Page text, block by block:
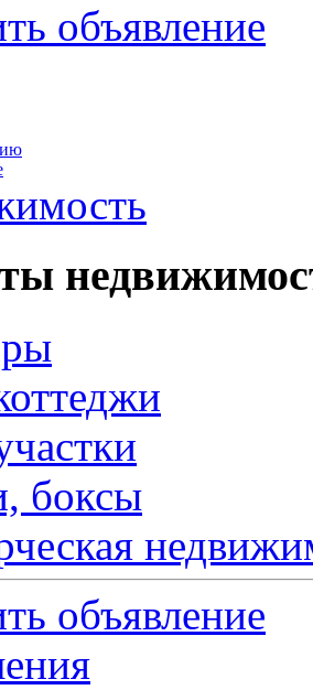
объявление
боксы
объявление